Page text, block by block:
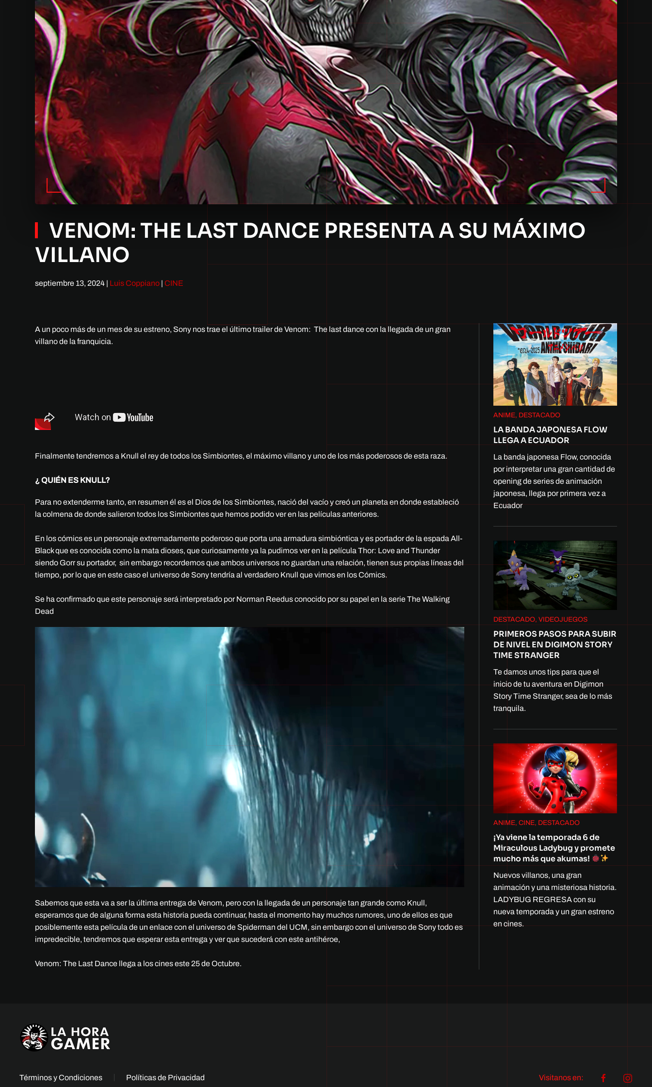
VENOM: THE LAST DANCE PRESENTA A SU MÁXIMO
VILLANO
septiembre 13, 2024 | Luis Coppiano | CINE
A un poco más de un mes de su estreno, Sony nos trae el último trailer de Venom: The last dance con la llegada de un gran
villano de la franquicia.
Finalmente tendremos a Knull el rey de todos los Simbiontes, el máximo villano y uno de los más poderosos de esta raza.
¿ QUIÉN ES KNULL?
Para no extenderme tanto, en resumen él es el Dios de los Simbiontes, nació del vacío y creó un planeta en donde estableció
la colmena de donde salieron todos los Simbiontes que hemos podido ver en las películas anteriores.
En los cómics es un personaje extremadamente poderoso que porta una armadura simbióntica y es portador de la espada All-
Black que es conocida como la mata dioses, que curiosamente ya la pudimos ver en la película Thor: Love and Thunder
siendo Gorr su portador, sin embargo recordemos que ambos universos no guardan una relación, tienen sus propias líneas del
tiempo, por lo que en este caso el universo de Sony tendría al verdadero Knull que vimos en los Cómics.
Se ha confirmado que este personaje será interpretado por Norman Reedus conocido por su papel en la serie The Walking
Dead
Sabemos que esta va a ser la última entrega de Venom, pero con la llegada de un personaje tan grande como Knull,
esperamos que de alguna forma esta historia pueda continuar, hasta el momento hay muchos rumores, uno de ellos es que
posiblemente esta película de un enlace con el universo de Spiderman del UCM, sin embargo con el universo de Sony todo es
impredecible, tendremos que esperar esta entrega y ver que sucederá con este antihéroe,
Venom: The Last Dance llega a los cines este 25 de Octubre.
ANIME, DESTACADO
LA BANDA JAPONESA FLOW
LLEGA A ECUADOR
La banda japonesa Flow, conocida
por interpretar una gran cantidad de
opening de series de animación
japonesa, llega por primera vez a
Ecuador
DESTACADO, VIDEOJUEGOS
PRIMEROS PASOS PARA SUBIR
DE NIVEL EN DIGIMON STORY
TIME STRANGER
Te damos unos tips para que el
inicio de tu aventura en Digimon
Story Time Stranger, sea de lo más
tranquila.
ANIME, CINE, DESTACADO
¡Ya viene la temporada 6 de
Miraculous Ladybug y promete
mucho más que akumas!
Nuevos villanos, una gran
animación y una misteriosa historia.
LADYBUG REGRESA con su
nueva temporada y un gran estreno
en cines.
Términos y Condiciones Políticas de Privacidad Visitanos en: